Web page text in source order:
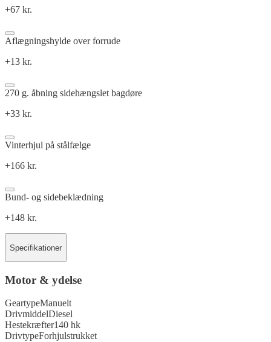
+67 kr.
Aflægningshylde over forrude
+13 kr.
270 g. åbning sidehængslet bagdøre
+33 kr.
Vinterhjul på stålfælge
+166 kr.
Bund- og sidebeklædning
+148 kr.
Specifikationer
Motor & ydelse
GeartypeManuelt
DrivmiddelDiesel
Hestekræfter140 hk
DrivtypeForhjulstrukket